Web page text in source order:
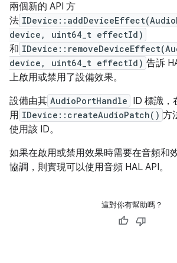
兩個新的 API 方
法
device, uint64_t effectId)
和
device, uint64_t effectId) 告訴
上啟用或禁用了設備效果。
設備由其 AudioPortHandle ID 標識，
用 IDevice::createAudioPatch() 方
使用該 ID。
如果在啟用或禁用效果時需要在音頻和
協調，則實現可以使用音頻 HAL API。
這對你有幫助嗎？